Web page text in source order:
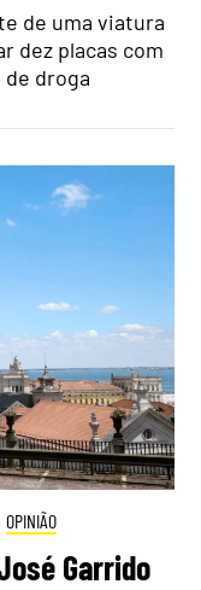
de uma viatura
dez placas com
droga
OPINIÃO
Garrido